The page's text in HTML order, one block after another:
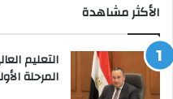
الأكثر مشاهدة
التعليم
المرحلة